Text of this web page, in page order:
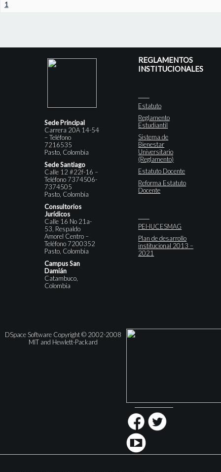
1
Sede Principal
Carrera 20A 14-54
– Teléfono
7216535
Pasto, Colombia
Sede Santiago
Calle 12 #22f-16 –
Teléfono 7374506-
7374505
Pasto, Colombia
Consultorios
Jurídicos
Calle 16 No 21a-
53, Respaldo
Amorel Centro –
Teléfono 7200352
Pasto, Colombia
Campus San
Damián
Catambuco,
Colombia
REGLAMENTOS
INSTITUCIONALES
Estatuto
Reglamento
Estudiantil
Sistema de
Bienestar
Universitario
(Reglamento)
Estatuto Docente
Reforma Estatuto
Docente
PEI-IUCESMAG
Plan de desarrollo
institucional 2013 –
2021
DSpace Software Copyright © 2002-2008
MIT and Hewlett-Packard